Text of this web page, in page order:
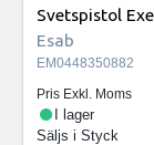
Svetspistol
Esab
EM0448350882
Pris Exkl. Moms
I lager
Säljs i Styck